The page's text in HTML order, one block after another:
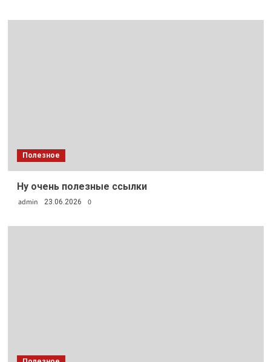
Полезное
Ну очень полезные ссылки
admin 23.06.2026 0